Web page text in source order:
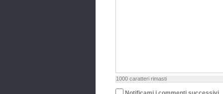
1000 caratteri rimasti